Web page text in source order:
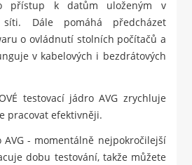
přístup k datům uloženým v
Dále pomáhá předcházet
o ovládnutí stolních počítačů a
v kabelových i bezdrátových
testovací jádro AVG zrychluje
pracovat efektivněji.
AVG - momentálně nejpokročilejší
dobu testování, takže můžete